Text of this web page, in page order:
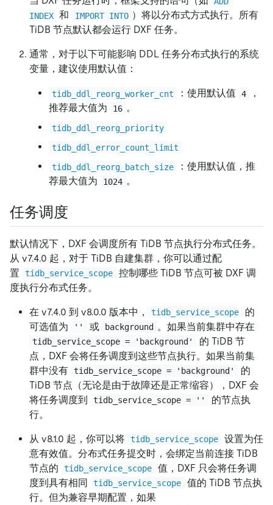
INDEX 和 IMPORT INTO ）将以分布式方式执行。所有
TiDB 节点默认都会运行 DXF 任务。
通常，对于以下可能影响 DDL 任务分布式执行的系统
变量，建议使用默认值：
tidb_ddl_reorg_worker_cnt ：使用默认值 4
，
推荐最大值为
16 。
tidb_ddl_reorg_priority
tidb_ddl_error_count_limit
tidb_ddl_reorg_batch_size
：使用默认值，推
荐最大值为
1024 。
任务调度
默认情况下，DXF 会调度所有 TiDB 节点执行分布式任务。
从 v7.4.0 起，对于 TiDB 自建集群，你可以通过配
置
tidb_service_scope
控制哪些 TiDB 节点可被 DXF 调
度执行分布式任务。
在 v7.4.0 到 v8.0.0 版本中， tidb_service_scope
的
可选值为
'' 或 background 。如果当前集群中存在
tidb_service_scope = 'background'
的 TiDB 节
点，DXF 会将任务调度到这些节点执行。如果当前集
群中没有 tidb_service_scope = 'background'
的
TiDB 节点（无论是由于故障还是正常缩容），DXF 会
将任务调度到
tidb_service_scope = ''
的节点执
行。
从 v8.1.0 起，你可以将 tidb_service_scope
设置为任
意有效值。分布式任务提交时，会绑定当前连接 TiDB
节点的
tidb_service_scope
值，DXF 只会将任务调
度到具有相同
tidb_service_scope
值的 TiDB 节点执
行。但为兼容早期配置，如果